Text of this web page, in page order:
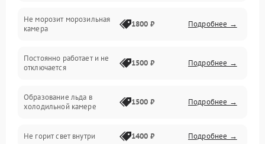
Дренаж
Не морозит морозильная
камера
1800 ₽ Подробнее →
Постоянно работает и не
отключается
1500 ₽ Подробнее →
Образование льда в
холодильной камере
1500 ₽ Подробнее →
Не горит свет внутри 1400 ₽ Подробнее →